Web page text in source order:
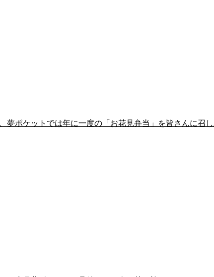
夢ポケットでは年に一度の「お花見弁当」を皆さんに召